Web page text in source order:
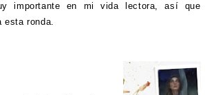
importante en mi vida lectora, así que
esta ronda.